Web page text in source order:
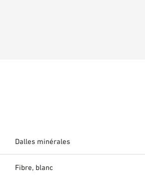
Dalles minérales
Fibre, blanc